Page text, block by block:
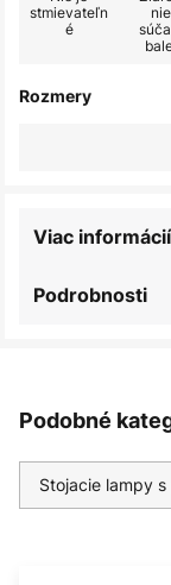
stmievateľn
é
Rozmery
Podrobnosti
Viac informácií
Podobné
Stojacie lampy